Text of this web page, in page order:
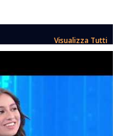
Visualizza Tutti